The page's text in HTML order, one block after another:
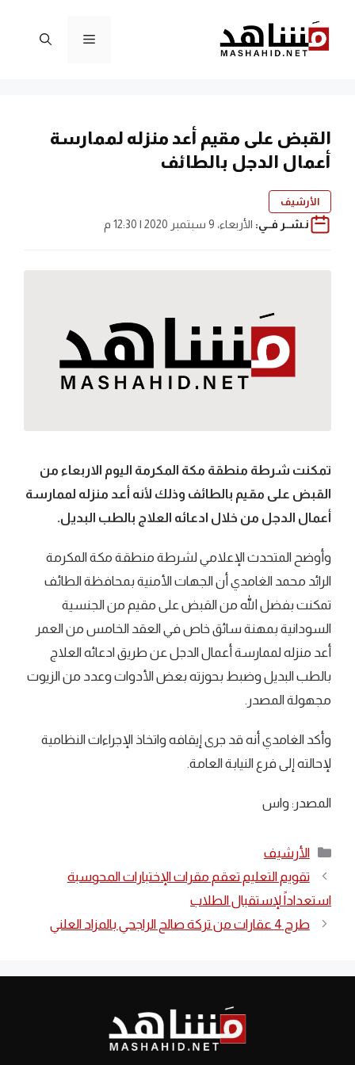
المحتوى
القائمة
القبض على مقيم أعد منزله لممارسة
أعمال الدجل بالطائف
الأرشيف
نـشــر فــي: الأربعاء، 9 سبتمبر 2020 | 12:30 م
تمكنت شرطة منطقة مكة المكرمة اليوم الاربعاء من
القبض على مقيم بالطائف وذلك لأنه أعد منزله لممارسة
أعمال الدجل من خلال ادعائه العلاج بالطب البديل.
وأوضح المتحدث الإعلامي لشرطة منطقة مكة المكرمة
الرائد محمد الغامدي أن الجهات الأمنية بمحافظة الطائف
تمكنت بفضل الله من القبض على مقيم من الجنسية
السودانية بمهنة سائق خاص في العقد الخامس من العمر
أعد منزله لممارسة أعمال الدجل عن طريق ادعائه العلاج
بالطب البديل وضبط بحوزته بعض الأدوات وعدد من الزيوت
مجهولة المصدر.
وأكد الغامدي أنه قد جرى إيقافه واتخاذ الإجراءات النظامية
لإحالته إلى فرع النيابة العامة.
المصدر: واس
التصنيفات
الأرشيف
تقويم التعليم تعقم مقرات الإختبارات المحوسبة
استعداداً لإستقبال الطلاب
طرح 4 عقارات من تركة صالح الراجحي بالمزاد العلني